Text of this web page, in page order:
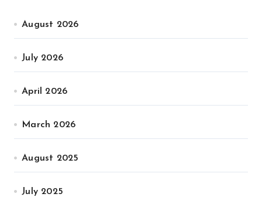
August 2026
July 2026
April 2026
March 2026
August 2025
July 2025